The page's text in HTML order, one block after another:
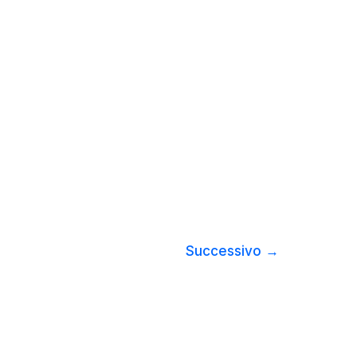
Successivo →